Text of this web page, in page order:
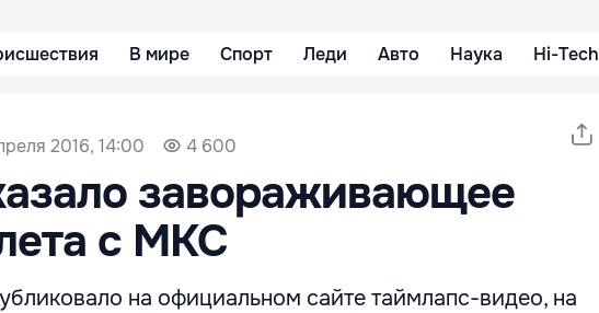
В мире Спорт Леди Авто Наука Hi-Tech
2016, 14:00 4 600
завораживающее
с МКС
на официальном сайте таймлапс-видео, на